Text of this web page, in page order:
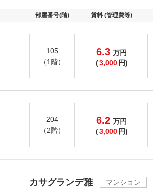
部屋番号(階) 賃料 (管理費等)
105
（1階）
6.3 万円
(3,000 円)
204
（2階）
6.2 万円
(3,000 円)
カサグランデ雅
マンション